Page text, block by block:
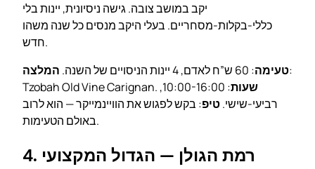
יקב במושב צובה. גישה ניסיונית, יינות בלי
כללי-בקלות-מסחריים. בעלי היקב מנסים כל שנה משהו
חדש.
טעימה: 60 ש”ח לאדם, 4 יינות הניסויים של השנה. המלצה
:
Tzobah Old Vine Carignan.
שעות
: 10:00-16:00,
רביעי-שישי.טיפ: בקש לפגוש את הוויינמייקר — הוא לרוב
באולם הטעימות.
4. רמת הגולן — הגדול המקצועי